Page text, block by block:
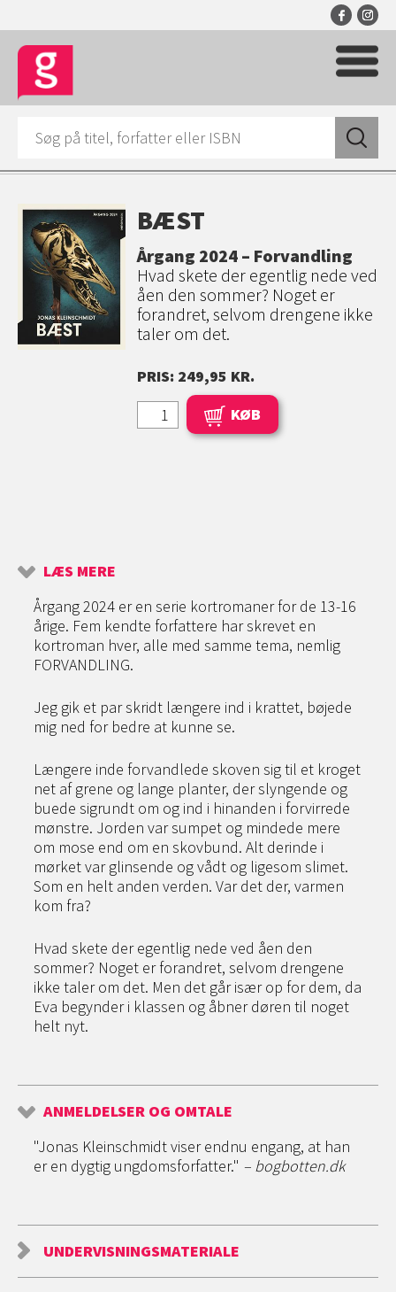
BÆST
Årgang 2024 – Forvandling
Hvad skete der egentlig nede ved
åen den sommer? Noget er
forandret, selvom drengene ikke
taler om det.
PRIS: 249,95 KR.
KØB
LÆS MERE
Årgang 2024 er en serie kortromaner for de 13-16
årige. Fem kendte forfattere har skrevet en
kortroman hver, alle med samme tema, nemlig
FORVANDLING.
Jeg gik et par skridt længere ind i krattet, bøjede
mig ned for bedre at kunne se.
Længere inde forvandlede skoven sig til et kroget
net af grene og lange planter, der slyngende og
buede sigrundt om og ind i hinanden i forvirrede
mønstre. Jorden var sumpet og mindede mere
om mose end om en skovbund. Alt derinde i
mørket var glinsende og vådt og ligesom slimet.
Som en helt anden verden. Var det der, varmen
kom fra?
Hvad skete der egentlig nede ved åen den
sommer? Noget er forandret, selvom drengene
ikke taler om det. Men det går især op for dem, da
Eva begynder i klassen og åbner døren til noget
helt nyt.
ANMELDELSER OG OMTALE
"Jonas Kleinschmidt viser endnu engang, at han
er en dygtig ungdomsforfatter." – bogbotten.dk
UNDERVISNINGSMATERIALE